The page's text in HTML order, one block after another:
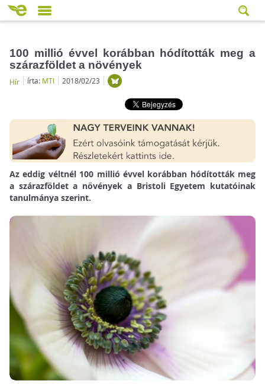
100 millió évvel korábban hódították meg a
szárazföldet a növények
Hír írta: MTI 2018/02/23
Az eddig véltnél 100 millió évvel korábban hódították meg
a szárazföldet a növények a Bristoli Egyetem kutatóinak
tanulmánya szerint.